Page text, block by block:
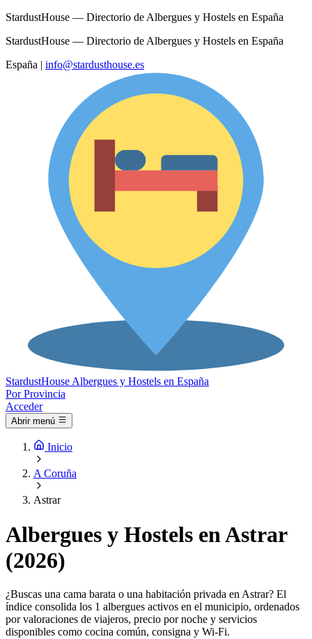
StardustHouse — Directorio de Albergues y Hostels en España
StardustHouse — Directorio de Albergues y Hostels en España
España | info@stardusthouse.es
StardustHouse Albergues y Hostels en España
Por Provincia
Acceder
Abrir menú
Inicio
A Coruña
Astrar
Albergues y Hostels en Astrar
(2026)
¿Buscas una cama barata o una habitación privada en Astrar? El
índice consolida los 1 albergues activos en el municipio, ordenados
por valoraciones de viajeros, precio por noche y servicios
disponibles como cocina común, consigna y Wi-Fi.